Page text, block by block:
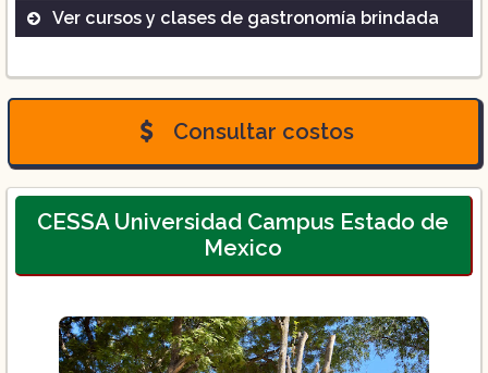
Ver cursos y clases de gastronomía brindada
Profesional
Carrera de Panadería y Pastelería
Profesional
Consultar costos
CESSA Universidad Campus Estado de
Mexico